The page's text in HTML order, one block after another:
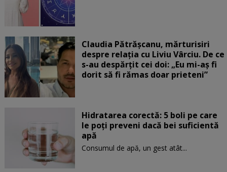
Claudia Pătrășcanu, mărturisiri
despre relația cu Liviu Vârciu. De ce
s-au despărțit cei doi: „Eu mi-aș fi
dorit să fi rămas doar prieteni”
Hidratarea corectă: 5 boli pe care
le poți preveni dacă bei suficientă
apă
Consumul de apă, un gest atât...